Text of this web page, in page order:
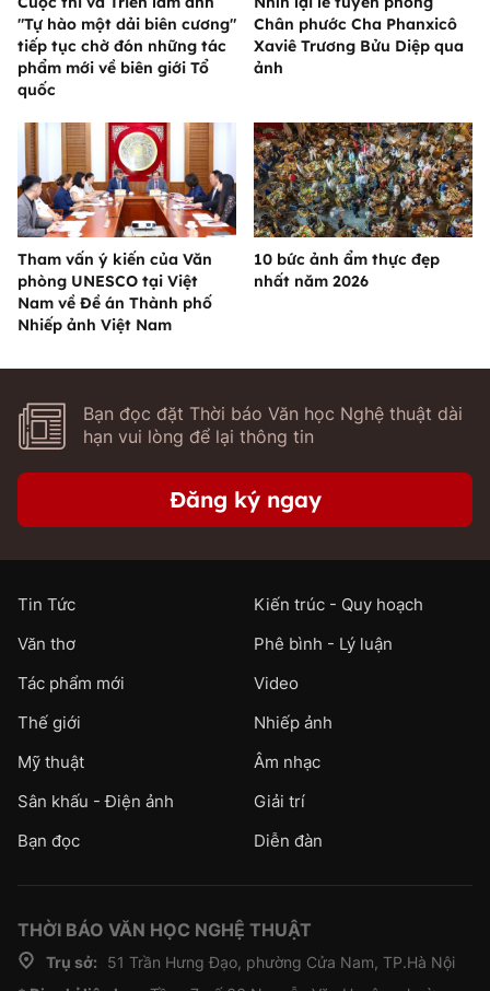
"Tự hào một dải biên cương"
tiếp tục chờ đón những tác
phẩm mới về biên giới Tổ
quốc
Chân phước Cha Phanxicô
Xaviê Trương Bửu Diệp qua
ảnh
Tham vấn ý kiến của Văn
phòng UNESCO tại Việt
Nam về Đề án Thành phố
Nhiếp ảnh Việt Nam
10 bức ảnh ẩm thực đẹp
nhất năm 2026
Bạn đọc đặt Thời báo Văn học Nghệ thuật dài
hạn vui lòng để lại thông tin
Đăng ký ngay
Tin Tức
Kiến trúc - Quy hoạch
Văn thơ
Phê bình - Lý luận
Tác phẩm mới
Video
Thế giới
Nhiếp ảnh
Mỹ thuật
Âm nhạc
Sân khấu - Điện ảnh
Giải trí
Bạn đọc
Diễn đàn
THỜI BÁO VĂN HỌC NGHỆ THUẬT
Trụ sở:
51 Trần Hưng Đạo, phường Cửa Nam, TP.Hà Nội